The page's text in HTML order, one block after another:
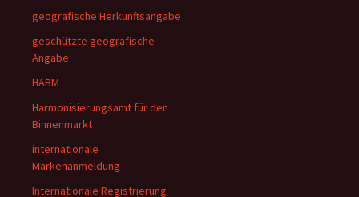
geografische Herkunftsangabe
geschützte geografische
Angabe
HABM
Harmonisierungsamt für den
Binnenmarkt
internationale
Markenanmeldung
Internationale Registrierung